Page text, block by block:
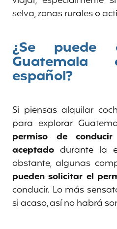
selva, zonas rurales o
¿Se puede
Guatemala
español?
Si piensas alquilar
para explorar
permiso de
aceptado durante la
obstante, algunas
pueden solicitar el
conducir. Lo más
si acaso, así no habrá